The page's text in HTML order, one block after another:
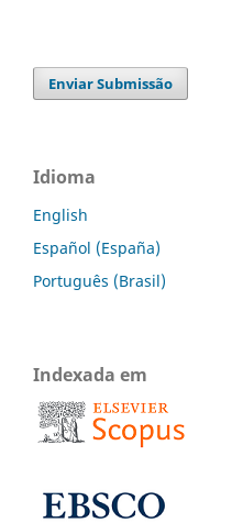
Enviar Submissão
Idioma
English
Español (España)
Português (Brasil)
Indexada em